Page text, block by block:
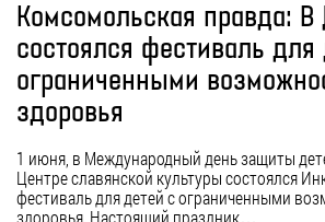
Комсомольская правда: В
состоялся фестиваль для
ограниченными
здоровья
1 июня, в Международный день защиты
Центре славянской культуры состоялся
фестиваль для детей с ограниченными
здоровья. Настоящий праздник…